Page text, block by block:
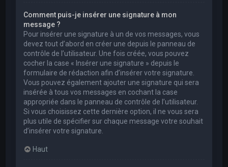
Comment puis-je insérer une signature à mon
message ?
Pour insérer une signature à un de vos messages, vous
devez tout d’abord en créer une depuis le panneau de
contrôle de l’utilisateur. Une fois créée, vous pouvez
cocher la case « Insérer une signature » depuis le
formulaire de rédaction afin d’insérer votre signature.
Vous pouvez également ajouter une signature qui sera
insérée à tous vos messages en cochant la case
appropriée dans le panneau de contrôle de l’utilisateur.
Si vous choisissez cette dernière option, il ne vous sera
plus utile de spécifier sur chaque message votre souhait
d’insérer votre signature.
Haut